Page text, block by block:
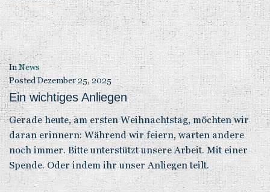
InNews
PostedDezember 25, 2025
Ein wichtiges Anliegen
Gerade heute, am ersten Weihnachtstag, möchten wir
daran erinnern: Während wir feiern, warten andere
noch immer. Bitte unterstützt unsere Arbeit. Mit einer
Spende. Oder indem ihr unser Anliegen teilt.